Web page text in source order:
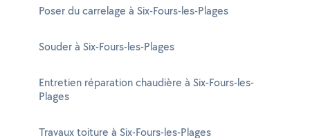
Poser du carrelage à Six-Fours-les-Plages
Souder à Six-Fours-les-Plages
Entretien réparation chaudière à Six-Fours-les-
Plages
Travaux toiture à Six-Fours-les-Plages